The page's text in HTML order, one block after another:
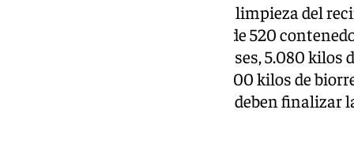
Al margen, el despliegue para la limpieza del
instalación de 200 papeleras y de 520
recopilaron 11.500 kilos de envases, 5.080
vidrio, 4.600 kilos de aceite y 5.600 kilos de
embargo, variarán en tanto que deben finalizar